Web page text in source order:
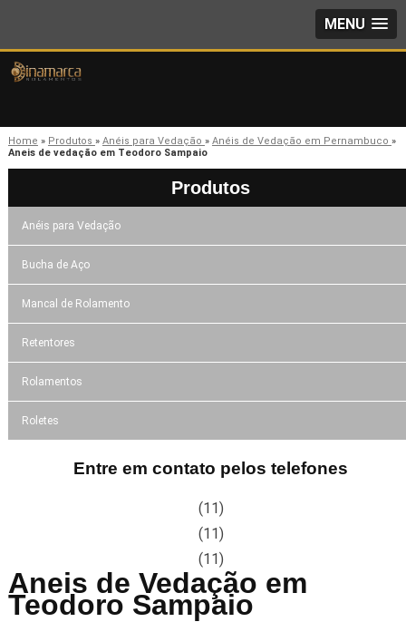
MENU
Home » Produtos » Anéis para Vedação » Anéis de Vedação em Pernambuco »
Aneis de vedação em Teodoro Sampaio
Produtos
Anéis para Vedação
Bucha de Aço
Mancal de Rolamento
Retentores
Rolamentos
Roletes
Entre em contato pelos telefones
(11)
(11)
(11)
Aneis de Vedação em
Teodoro Sampaio